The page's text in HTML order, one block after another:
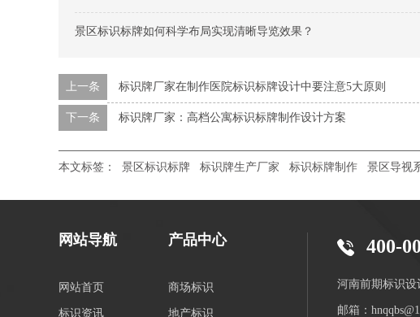
景区标识标牌如何科学布局实现清晰导览效果？
上一条 标识牌厂家在制作医院标识标牌设计中要注意5大原则
下一条 标识牌厂家：高档公寓标识标牌制作设计方案
本文标签： 景区标识标牌 标识牌生产厂家 标识标牌制作 景区导视
网站导航
网站首页
标识资讯
产品中心
商场标识
地产标识
400-
河南前期标识设
邮箱：